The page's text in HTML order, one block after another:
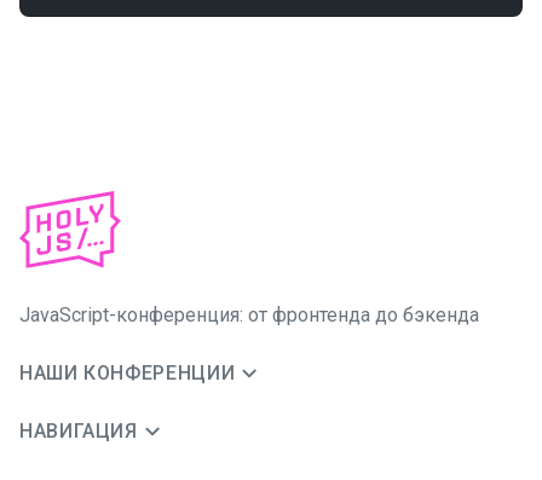
JavaScript-конференция: от фронтенда до бэкенда
НАШИ КОНФЕРЕНЦИИ
НАВИГАЦИЯ